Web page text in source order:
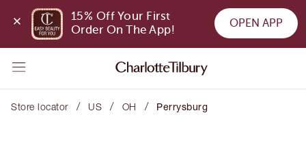
15% Off Your First
Order On The App!
OPEN APP
Store locator / US / OH / Perrysburg